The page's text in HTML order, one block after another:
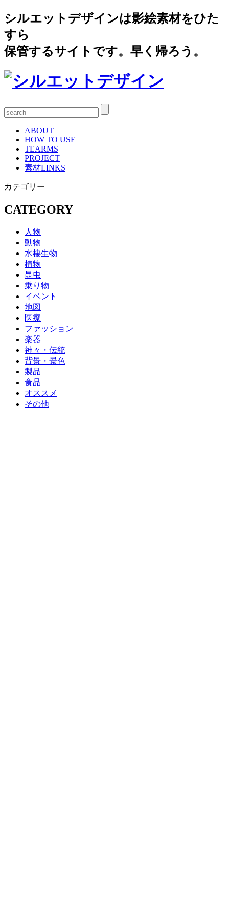
シルエットデザインは影絵素材をひた
すら
保管するサイトです。早く帰ろう。
ABOUT
HOW TO USE
TEARMS
PROJECT
素材LINKS
カテゴリー
CATEGORY
人物
動物
水棲生物
植物
昆虫
乗り物
イベント
地図
医療
ファッション
楽器
神々・伝統
背景・景色
製品
食品
オススメ
その他